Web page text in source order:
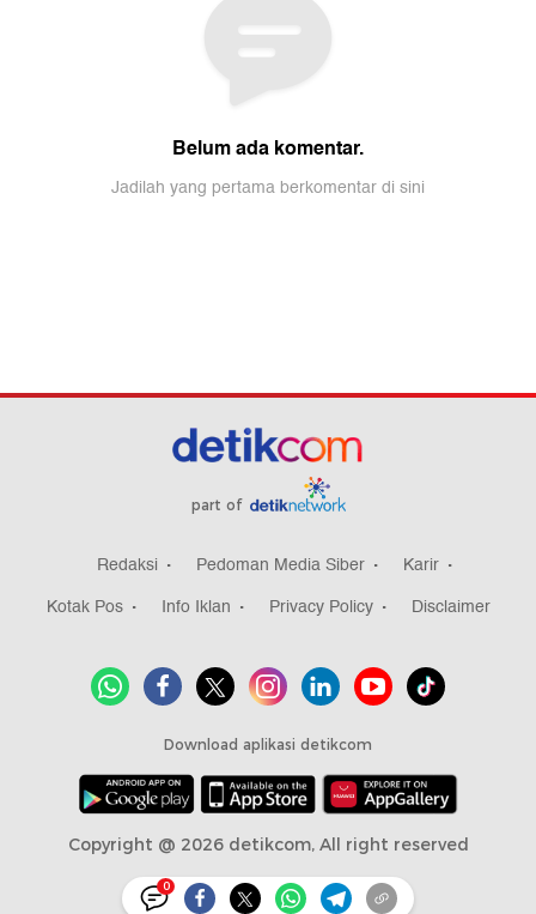
0
part of
Redaksi Pedoman Media Siber
Karir
Kotak Pos
Info Iklan Privacy Policy Disclaimer
Download aplikasi detikcom
Copyright @ 2026 detikcom, All right reserved